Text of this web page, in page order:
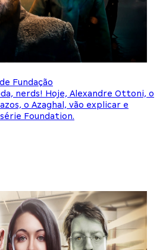
Fundação
nerds! Hoje, Alexandre Ottoni, o
o Azaghal, vão explicar e
Foundation.